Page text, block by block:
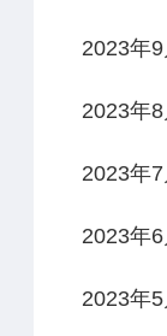
2023年9
2023年8
2023年7
2023年6
2023年5